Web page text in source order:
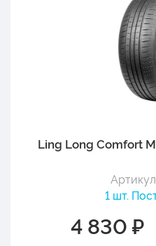
Ling Long Comfort
1 шт.
4 830 ₽